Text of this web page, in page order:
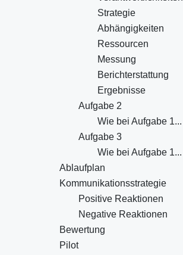
Strategie
Abhängigkeiten
Ressourcen
Messung
Berichterstattung
Ergebnisse
Aufgabe 2
Wie bei Aufgabe 1...
Aufgabe 3
Wie bei Aufgabe 1...
Ablaufplan
Kommunikationsstrategie
Positive Reaktionen
Negative Reaktionen
Bewertung
Pilot